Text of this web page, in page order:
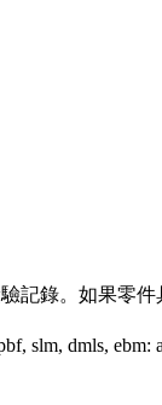
記錄。如果零
dmls, ebm: